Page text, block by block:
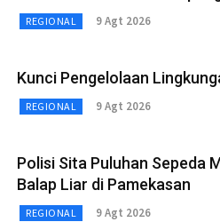
REGIONAL 9 Agt 2026
Kunci Pengelolaan
REGIONAL 9 Agt 2026
Polisi Sita Puluhan Sepeda
Balap Liar di Pamekasan
REGIONAL 9 Agt 2026